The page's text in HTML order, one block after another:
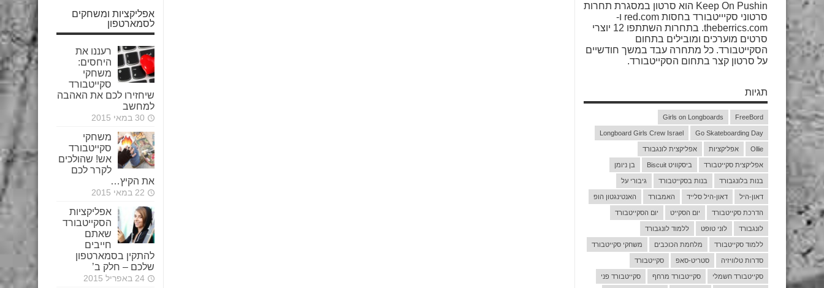
אפליקציות ומשחקים
לסמארטפון
רעננו את
היחסים:
משחקי
סקייטבורד
שיחזירו לכם את האהבה
למחשב
30 במאי 2015
משחקי
סקייטבורד
אש! שהולכים
לקרר לכם
את הקיץ…
22 במאי 2015
אפליקציות
הסקייטבורד
שאתם
חייבים
להתקין בסמארטפון
שלכם – חלק ב’
24 באפריל 2015
Keep On Pushin הוא סרטון במסגרת תחרות
סרטוני סקיייטבורד בחסות red.com ו-
theberrics.com. בתחרות השתתפו 12 יוצרי
סרטים מוערכים ומובילים בתחום
הסקייטבורד. כל מתחרה עבד במשך חודשיים
על סרטון קצר בתחום הסקייטבורד.
תגיות
FreeBord
Girls on Longboards
Go Skateboarding Day
Longboard Girls Crew Israel
Ollie אפליקציות אפליקצית לונגבורד
אפליקצית סקייטבורד ביסקוויט Biscuit בן ניומן
בנות בלונגבורד בנות בסקייטבורד גיבורי על
דאון-היל דאון-היל סלייד האמבורד האנטינגטון הופ
הדרכת סקייטבורד יום הסקייט יום הסקייטבורד
לונגבורד לוני טופט ללמוד לונגבורד
ללמוד סקייטבורד מלחמת הכוכבים משחקי סקייטבורד
סדרות טלוויזיה סטריט-סאפ סקייטבורד
סקייטבורד חשמלי סקייטבורד מרחף סקייטבורד פני